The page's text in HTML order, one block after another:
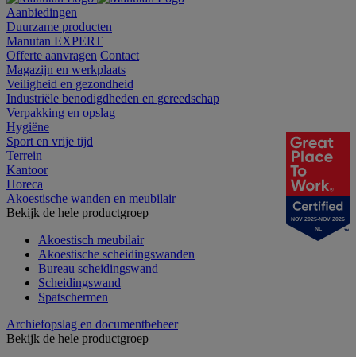
Aanbiedingen
Duurzame producten
Manutan EXPERT
Offerte aanvragen Contact
Magazijn en werkplaats
Veiligheid en gezondheid
Industriële benodigdheden en gereedschap
Verpakking en opslag
Hygiëne
Sport en vrije tijd
Terrein
Kantoor
Horeca
Akoestische wanden en meubilair
Bekijk de hele productgroep
Akoestisch meubilair
Akoestische scheidingswanden
Bureau scheidingswand
Scheidingswand
Spatschermen
Archiefopslag en documentbeheer
Bekijk de hele productgroep
NOV 2025-NOV 2026
NL